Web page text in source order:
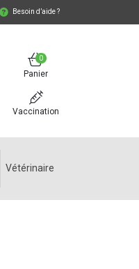
Besoin d’aide ?
Panier
0
Vaccination
Vétérinaire